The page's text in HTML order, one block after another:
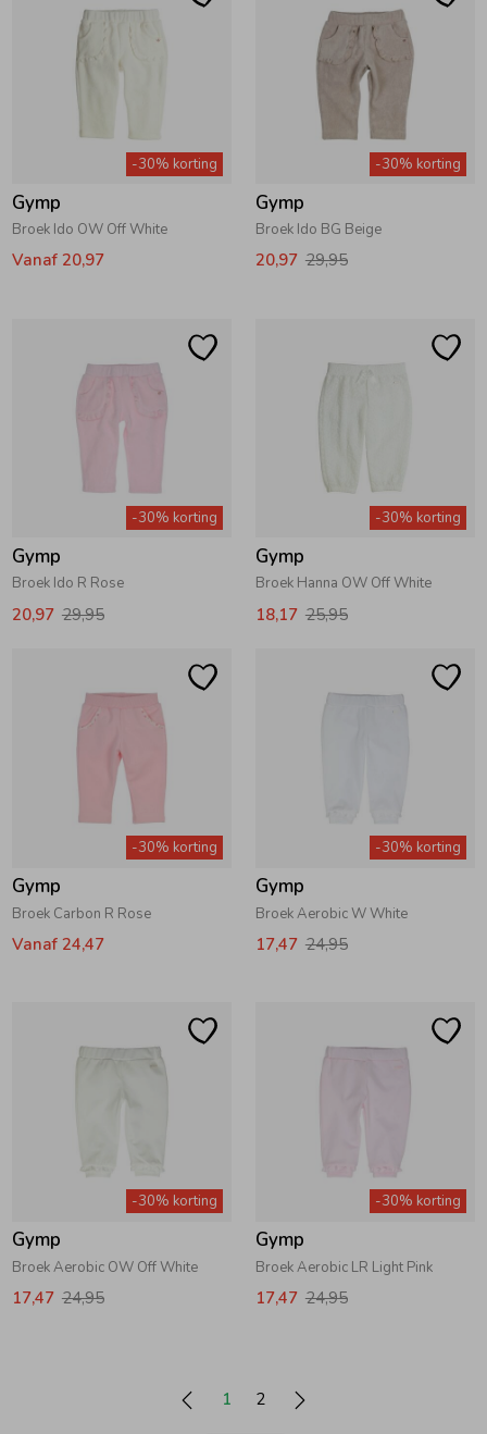
-30% korting
Gymp
Broek Ido OW Off White
Vanaf 20,97
-30% korting
Gymp
Broek Ido BG Beige
20,97 29,95
-30% korting
Gymp
Broek Ido R Rose
20,97 29,95
-30% korting
Gymp
Broek Hanna OW Off White
18,17 25,95
-30% korting
Gymp
Broek Carbon R Rose
Vanaf 24,47
-30% korting
Gymp
Broek Aerobic W White
17,47 24,95
-30% korting
Gymp
Broek Aerobic OW Off White
17,47 24,95
-30% korting
Gymp
Broek Aerobic LR Light Pink
17,47 24,95
1 2